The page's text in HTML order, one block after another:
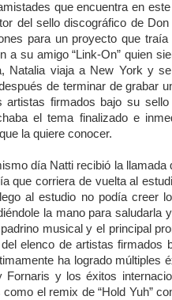
que encuentra en
del sello discográfico de
para un proyecto que
a su amigo “Link-On” quien
Natalia viaja a New York y
de terminar de grabar
firmados bajo su sello
el tema finalizado e
la quiere conocer.
día Natti recibió la llamada
que corriera de vuelta al
al estudio no podía creer
la mano para saludarla
musical y el principal
elenco de artistas firmados
ha logrado múltiples
Fornaris y los éxitos
como el remix de “Hold Yuh”